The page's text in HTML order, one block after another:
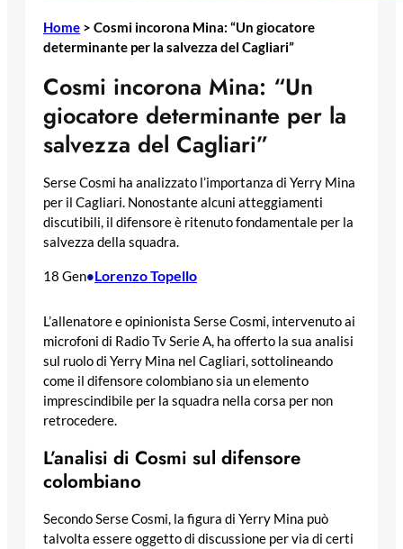
Home > Cosmi incorona Mina: “Un giocatore
determinante per la salvezza del Cagliari”
Cosmi incorona Mina: “Un
giocatore determinante per la
salvezza del Cagliari”
Serse Cosmi ha analizzato l’importanza di Yerry Mina
per il Cagliari. Nonostante alcuni atteggiamenti
discutibili, il difensore è ritenuto fondamentale per la
salvezza della squadra.
18 Gen•Lorenzo Topello
L’allenatore e opinionista Serse Cosmi, intervenuto ai
microfoni di Radio Tv Serie A, ha offerto la sua analisi
sul ruolo di Yerry Mina nel Cagliari, sottolineando
come il difensore colombiano sia un elemento
imprescindibile per la squadra nella corsa per non
retrocedere.
L’analisi di Cosmi sul difensore
colombiano
Secondo Serse Cosmi, la figura di Yerry Mina può
talvolta essere oggetto di discussione per via di certi